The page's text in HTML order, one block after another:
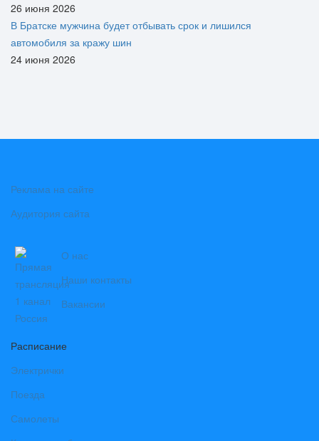
26 июня 2026
В Братске мужчина будет отбывать срок и лишился
автомобиля за кражу шин
24 июня 2026
Реклама на сайте
Аудитория сайта
О нас
Наши контакты
Вакансии
Расписание
Электрички
Поезда
Самолеты